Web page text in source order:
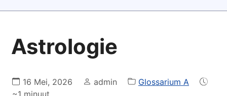
Astrologie
16 Mei, 2026 admin
Glossarium A
~1 minuut